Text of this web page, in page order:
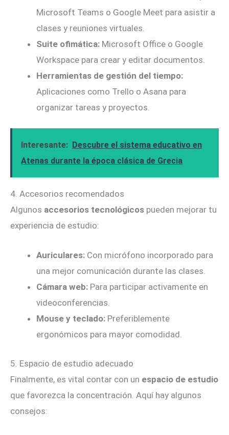
Microsoft Teams o Google Meet para asistir a
clases y reuniones virtuales.
Suite ofimática: Microsoft Office o Google
Workspace para crear y editar documentos.
Herramientas de gestión del tiempo:
Aplicaciones como Trello o Asana para
organizar tareas y proyectos.
Interesante: Descubre el sistema educativo en
Atenas durante la época clásica de Grecia
4. Accesorios recomendados
Algunos accesorios tecnológicos pueden mejorar tu
experiencia de estudio:
Auriculares: Con micrófono incorporado para
una mejor comunicación durante las clases.
Cámara web: Para participar activamente en
videoconferencias.
Mouse y teclado: Preferiblemente
ergonómicos para mayor comodidad.
5. Espacio de estudio adecuado
Finalmente, es vital contar con un espacio de estudio
que favorezca la concentración. Aquí hay algunos
consejos: